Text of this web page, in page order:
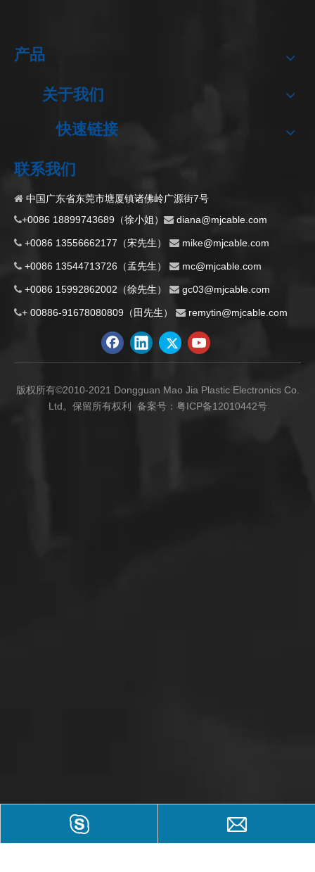
产品
关于我们
快速链接
联系我们
 中国广东省东莞市塘厦镇诸佛岭广源街7号
+0086 18899743689（徐小姐）  diana@mjcable.com
 +0086 13556662177（宋先生）  mike@mjcable.com
 +0086 13544713726（孟先生）  mc@mjcable.com
 +0086 15992862002（徐先生）  gc03@mjcable.com
+ 00886-91678080809（田先生）  remytin@mjcable.com
版权所有©2010-2021 Dongguan Mao Jia Plastic Electronics Co.
Ltd。保留所有权利 备案号： 粤ICP备12010442号